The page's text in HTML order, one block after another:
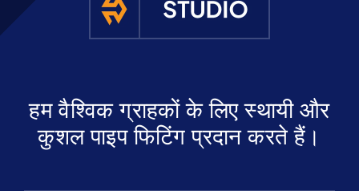
हम वैश्विक ग्राहकों के लिए स्थायी और
कुशल पाइप फिटिंग प्रदान करते हैं।